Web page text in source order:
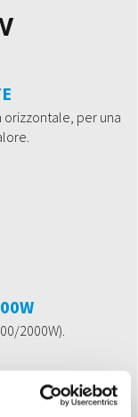
orizzontale, per una
2000W).